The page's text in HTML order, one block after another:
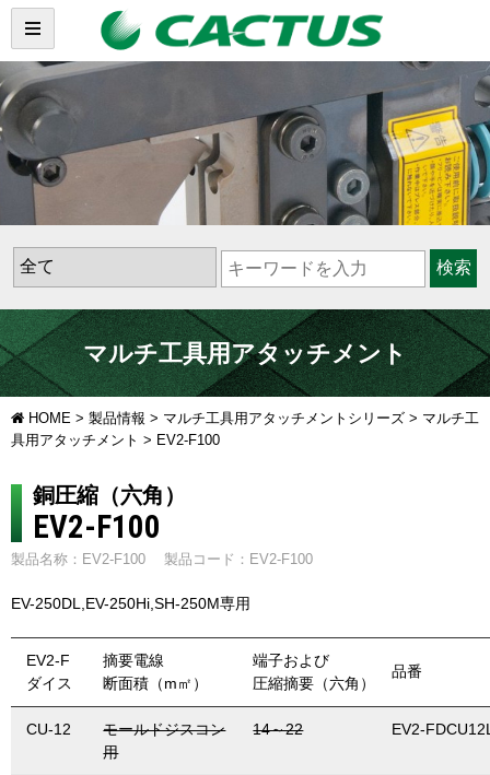
検索
マルチ工具用アタッチメント
HOME > 製品情報 > マルチ工具用アタッチメントシリーズ > マルチ工
具用アタッチメント > EV2-F100
銅圧縮（六角）
EV2-F100
製品名称：EV2-F100 製品コード：EV2-F100
EV-250DL,EV-250Hi,SH-250M専用
EV2-F
ダイス
摘要電線
断面積（m㎡）
端子および
圧縮摘要（六角）
品番
CU-12
モールドジスコン
用
14～22 EV2-